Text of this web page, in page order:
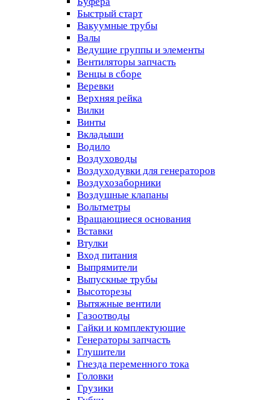
Быстрый старт
Вакуумные трубы
Валы
Ведущие группы и элементы
Вентиляторы запчасть
Венцы в сборе
Веревки
Верхняя рейка
Вилки
Винты
Вкладыши
Водило
Воздуховоды
Воздуходувки для генераторов
Воздухозаборники
Воздушные клапаны
Вольтметры
Вращающиеся основания
Вставки
Втулки
Вход питания
Выпрямители
Выпускные трубы
Высоторезы
Вытяжные вентили
Газоотводы
Гайки и комплектующие
Генераторы запчасть
Глушители
Гнезда переменного тока
Головки
Грузики